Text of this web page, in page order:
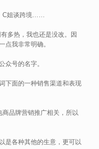
C姐谈跨境……
多热，我也还是没改。因
点我非常明确。
众号的名字。
下面的一种销售渠道和表现
品牌营销推广相关，所以
是各种其他的生意，更可以